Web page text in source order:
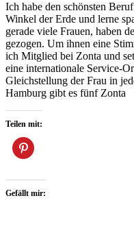
Ich habe den schönsten
Winkel der Erde und lerne
gerade viele Frauen, haben
gezogen. Um ihnen eine
ich Mitglied bei Zonta und
eine internationale Service-
Gleichstellung der Frau in
Hamburg gibt es fünf Zonta
Teilen mit:
Gefällt mir: